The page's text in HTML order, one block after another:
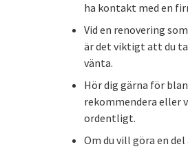
ha kontakt med en
Vid en renovering
är det viktigt att du
vänta.
Hör dig gärna för
rekommendera eller
ordentligt.
Om du vill göra en